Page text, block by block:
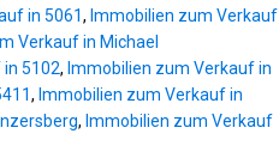
diese
in 5061, Immobilien zum Verkauf
Verkauf in Michael
5102, Immobilien zum Verkauf in
, Immobilien zum Verkauf in
, Immobilien zum Verkauf